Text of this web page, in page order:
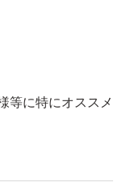
等に特にオススメ